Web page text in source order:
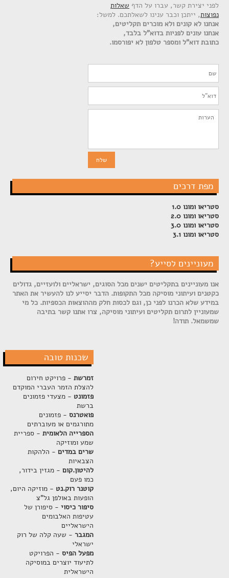
לפני יצירת קשר, עברו על הדף שאלות
נפוצות, ייתכן וכבר ענינו לשאלתכם. למשל:
אנחנו לא קונים ולא מוכרים תקליטים,
אנחנו עונים לפניות בדוא"ל בלבד,
כתובת דוא"ל ומספר טלפון לא יפורסמו.
מפת דרכים
סטריאו ומונו 1.0
סטריאו ומונו 2.0
סטריאו ומונו 3.0
סטריאו ומונו 3.1
מעוניינים לסייע?
אנו מעוניינים בתקליטים ישנים מכל הסוגים, ישראליים ולועזיים, גדולים
כקטנים ועיתוני מוסיקה מכל התקופות. הדבר יסייע לנו להעשיר את האתר
במידע שלא הכרנו לפני כן, וגם לכסות חלק מההוצאות הכספיות. כל מי
שמעוניין לתרום תקליטים ועיתוני מוסיקה, צרו אתנו קשר בתיבה
שמשמאל. תודה!
שכנות טובה
זמרשת- פרויקט חירום
להצלת הזמר העברי המוקדם
פזמונט - מצעדי פזמונים
ברשת
פואטרנס- פזמונים
מתורגמים או מעוברתים
הספרייה הלאומית- ספריית
שמע ומוזיקה
שרים במדים- הלהקות
הצבאיות
להיטון.קום- מגזין בידור,
כמו פעם
קוטנר רוק.נט - מוזיקה היום,
הופעות באולפן גל"צ
סיפור כיסוי- סיפורן של
עטיפות האלבומים
הישראליים
המגבר- שעה קלה של רוק
ישראלי
מפעל הפיס- הפרויקט
לתיעוד יוצרים במוסיקה
הישראלית